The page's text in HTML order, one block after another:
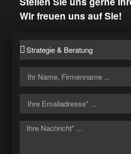
Wir freuen uns auf Sie!